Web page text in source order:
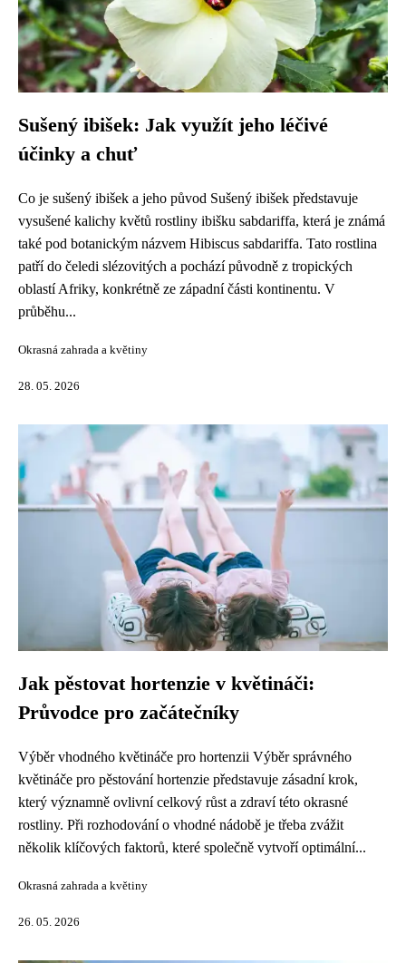
Sušený ibišek: Jak využít jeho léčivé
účinky a chuť
Co je sušený ibišek a jeho původ Sušený ibišek představuje
vysušené kalichy květů rostliny ibišku sabdariffa, která je známá
také pod botanickým názvem Hibiscus sabdariffa. Tato rostlina
patří do čeledi slézovitých a pochází původně z tropických
oblastí Afriky, konkrétně ze západní části kontinentu. V
průběhu...
Okrasná zahrada a květiny
28. 05. 2026
Jak pěstovat hortenzie v květináči:
Průvodce pro začátečníky
Výběr vhodného květináče pro hortenzii Výběr správného
květináče pro pěstování hortenzie představuje zásadní krok,
který významně ovlivní celkový růst a zdraví této okrasné
rostliny. Při rozhodování o vhodné nádobě je třeba zvážit
několik klíčových faktorů, které společně vytvoří optimální...
Okrasná zahrada a květiny
26. 05. 2026